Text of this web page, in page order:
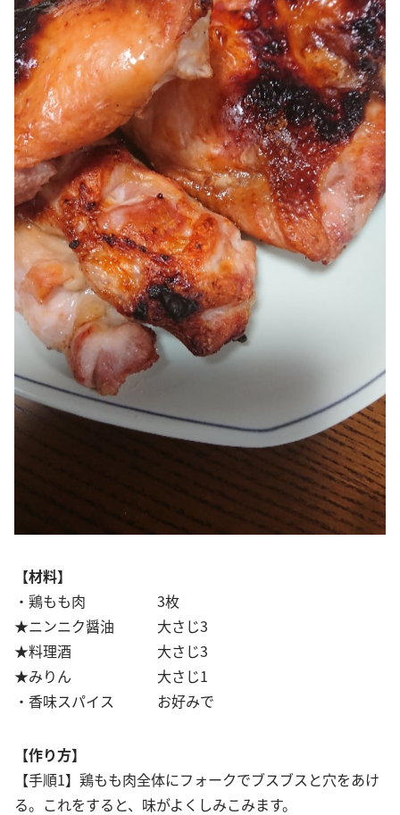
【材料】
・鶏もも肉 3枚
★ニンニク醤油 大さじ3
★料理酒 大さじ3
★みりん 大さじ1
・香味スパイス お好みで
【作り方】
【手順1】鶏もも肉全体にフォークでブスブスと穴をあけ
る。これをすると、味がよくしみこみます。